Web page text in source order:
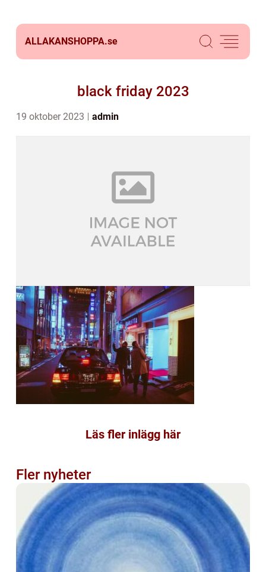
ALLAKANSHOPPA.se
black friday 2023
19 oktober 2023 admin
Läs fler inlägg här
Fler nyheter